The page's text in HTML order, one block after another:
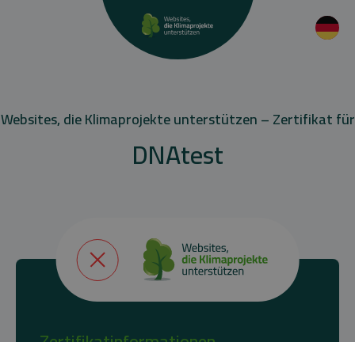
Websites, die Klimaprojekte unterstützen – Zertifikat für
DNAtest